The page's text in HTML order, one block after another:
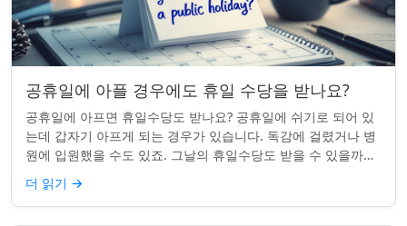
공휴일에 아플 경우에도 휴일 수당을 받나요?
공휴일에 아프면 휴일수당도 받나요? 공휴일에 쉬기로 되어 있
는데 갑자기 아프게 되는 경우가 있습니다. 독감에 걸렸거나 병
원에 입원했을 수도 있죠. 그날의 휴일수당도 받을 수 있을까요?
이는 흔한 질문이며, 답변은 주...
더 읽기 →